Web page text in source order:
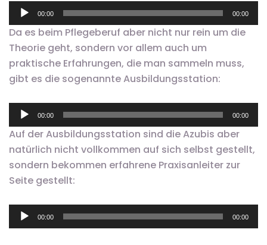
Audio-
Player
00:00 00:00
Da es beim Pflegeberuf aber nicht nur rein um die
Theorie geht, sondern vor allem auch um
praktische Erfahrungen, die man sammeln muss,
gibt es die sogenannte Ausbildungsstation:
Audio-
Player
00:00 00:00
Auf der Ausbildungsstation sind die Azubis aber
natürlich nicht vollkommen auf sich selbst gestellt,
sondern bekommen erfahrene Praxisanleiter zur
Seite gestellt:
Audio-
Player
00:00 00:00